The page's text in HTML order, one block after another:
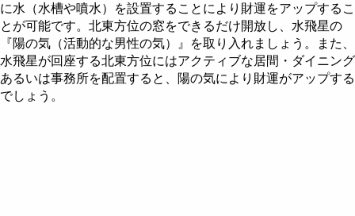
に水（水槽や噴水）を設置することにより財運をアップするこ
とが可能です。北東方位の窓をできるだけ開放し、水飛星の
『陽の気（活動的な男性の気）』を取り入れましょう。また、
水飛星が回座する北東方位にはアクティブな居間・ダイニング
あるいは事務所を配置すると、陽の気により財運がアップする
でしょう。